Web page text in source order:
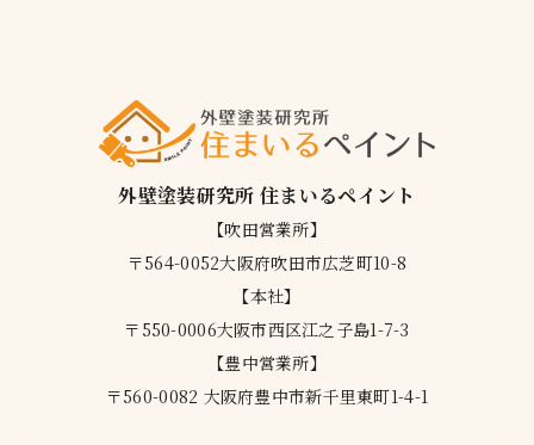
外壁塗装研究所 住まいるペイント
【吹田営業所】
〒564-0052大阪府吹田市広芝町10-8
【本社】
〒550-0006大阪市西区江之子島1-7-3
【豊中営業所】
〒560-0082 大阪府豊中市新千里東町1-4-1